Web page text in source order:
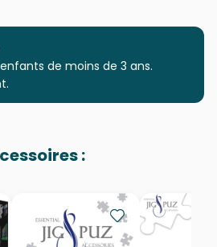
Clementoni, le Puzzle
8005125325641
de moins de 3 ans.
: